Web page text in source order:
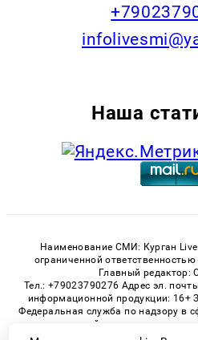
Наша
Наименование СМИ: Курган
ограниченной
Главный редактор:
Тел.: +79023790276 Адрес эл.
информационной продукции: 16+
Федеральная служба по надзору в
технологий и массовых
Регистрационный номер СМИ ЭЛ №